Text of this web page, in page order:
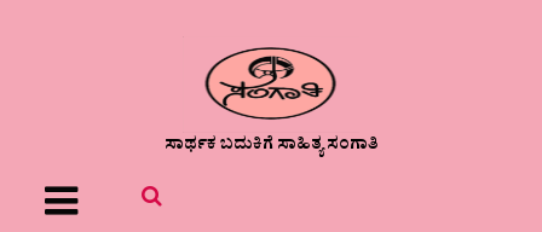
ಸಾರ್ಥಕ ಬದುಕಿಗೆ ಸಾಹಿತ್ಯ ಸಂಗಾತಿ
Menu